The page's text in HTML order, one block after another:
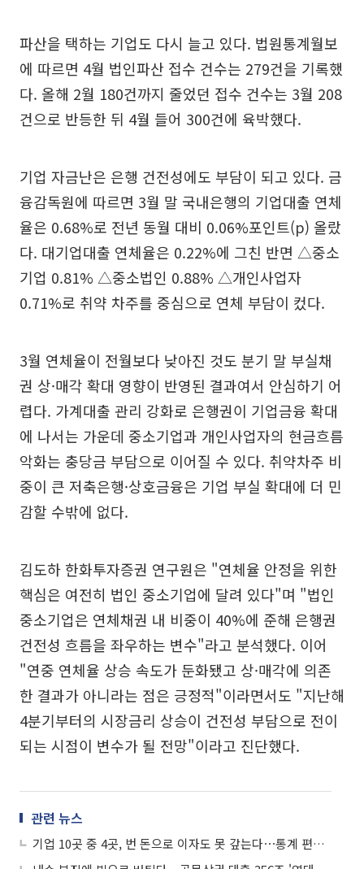
파산을 택하는 기업도 다시 늘고 있다. 법원통계월보
에 따르면 4월 법인파산 접수 건수는 279건을 기록했
다. 올해 2월 180건까지 줄었던 접수 건수는 3월 208
건으로 반등한 뒤 4월 들어 300건에 육박했다.
기업 자금난은 은행 건전성에도 부담이 되고 있다. 금
융감독원에 따르면 3월 말 국내은행의 기업대출 연체
율은 0.68%로 전년 동월 대비 0.06%포인트(p) 올랐
다. 대기업대출 연체율은 0.22%에 그친 반면 △중소
기업 0.81% △중소법인 0.88% △개인사업자
0.71%로 취약 차주를 중심으로 연체 부담이 컸다.
3월 연체율이 전월보다 낮아진 것도 분기 말 부실채
권 상·매각 확대 영향이 반영된 결과여서 안심하기 어
렵다. 가계대출 관리 강화로 은행권이 기업금융 확대
에 나서는 가운데 중소기업과 개인사업자의 현금흐름
악화는 충당금 부담으로 이어질 수 있다. 취약차주 비
중이 큰 저축은행·상호금융은 기업 부실 확대에 더 민
감할 수밖에 없다.
김도하 한화투자증권 연구원은 "연체율 안정을 위한
핵심은 여전히 법인 중소기업에 달려 있다"며 "법인
중소기업은 연체채권 내 비중이 40%에 준해 은행권
건전성 흐름을 좌우하는 변수"라고 분석했다. 이어
"연중 연체율 상승 속도가 둔화됐고 상·매각에 의존
한 결과가 아니라는 점은 긍정적"이라면서도 "지난해
4분기부터의 시장금리 상승이 건전성 부담으로 전이
되는 시점이 변수가 될 전망"이라고 진단했다.
관련 뉴스
기업 10곳 중 4곳, 번 돈으로 이자도 못 갚는다⋯통계 편제 이후 최대